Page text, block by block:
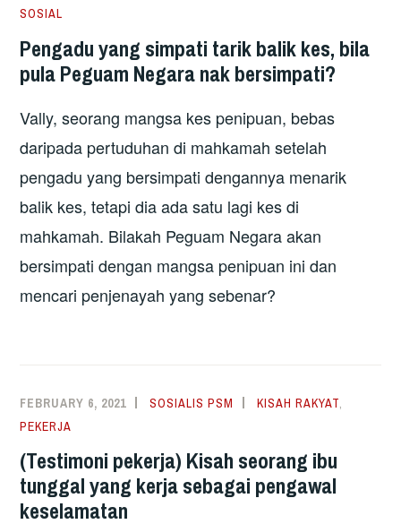
SOSIAL
Pengadu yang simpati tarik balik kes, bila
pula Peguam Negara nak bersimpati?
Vally, seorang mangsa kes penipuan, bebas
daripada pertuduhan di mahkamah setelah
pengadu yang bersimpati dengannya menarik
balik kes, tetapi dia ada satu lagi kes di
mahkamah. Bilakah Peguam Negara akan
bersimpati dengan mangsa penipuan ini dan
mencari penjenayah yang sebenar?
FEBRUARY 6, 2021 SOSIALIS PSM KISAH RAKYAT,
PEKERJA
(Testimoni pekerja) Kisah seorang ibu
tunggal yang kerja sebagai pengawal
keselamatan